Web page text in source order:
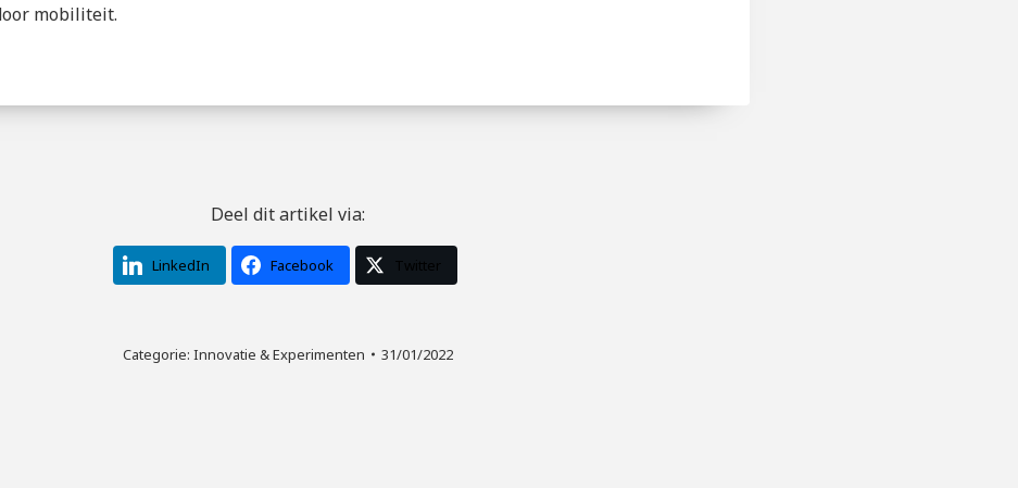
mobiliteit.
Deel dit artikel via:
LinkedIn Facebook Twitter
Categorie: Innovatie & Experimenten 31/01/2022